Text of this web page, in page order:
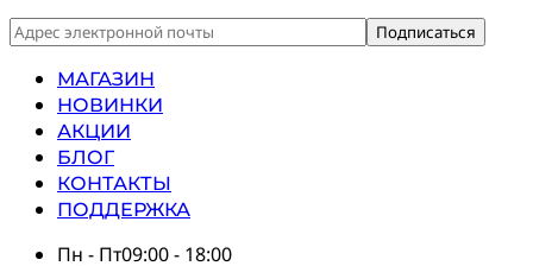
МАГАЗИН
НОВИНКИ
АКЦИИ
БЛОГ
КОНТАКТЫ
ПОДДЕРЖКА
Пн - Пт09:00 - 18:00